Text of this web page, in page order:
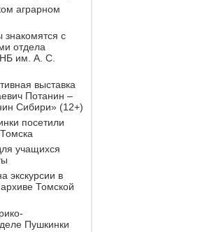
аграрном
знакомятся с
отдела
им. А. С.
выставка
Потанин –
Сибири» (12+)
посетили
учащихся
экскурсии в
Томской
Пушкинки